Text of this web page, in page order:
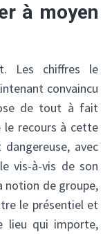
à moyen
chiffres le
convaincu
de tout à fait
recours à cette
avec
vis-à-vis de son
notion de groupe,
le présentiel et
lieu qui importe,